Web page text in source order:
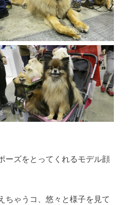
ーズをとってくれるモデル顔
ちゃうコ、悠々と様子を見て